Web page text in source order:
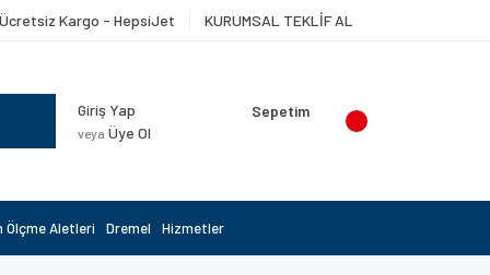
Kargo - HepsiJet KURUMSAL TEKLİF AL
Giriş Yap
veya Üye Ol
Sepetim
Ölçme Aletleri Dremel Hizmetler